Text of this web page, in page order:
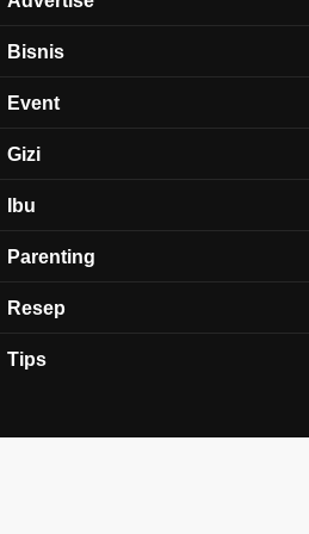
Bisnis
Event
Gizi
Ibu
Parenting
Resep
Tips